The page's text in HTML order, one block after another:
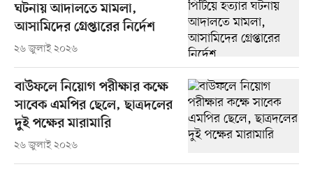
ঘটনায় আদালতে মামলা,
আসামিদের গ্রেপ্তারের নির্দেশ
২৬ জুলাই ২০২৬
বাউফলে নিয়োগ পরীক্ষার কক্ষে
সাবেক এমপির ছেলে, ছাত্রদলের
দুই পক্ষের মারামারি
২৬ জুলাই ২০২৬